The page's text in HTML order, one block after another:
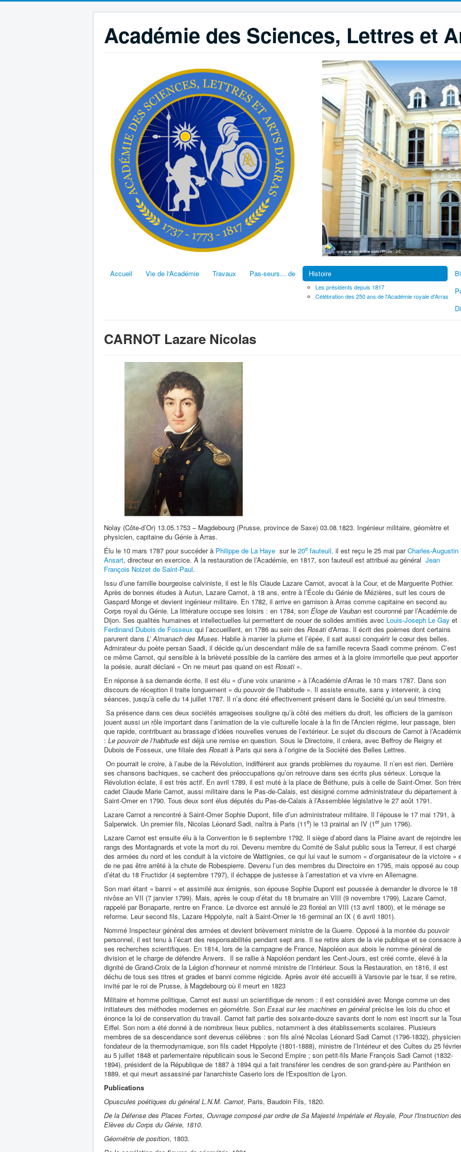
Académie des Sciences, Lettres et
Accueil Vie de l'Académie Travaux Pas-seurs... de Histoire
Les présidents depuis 1817
Célébration des 250 ans de l'Académie royale d'Arras
CARNOT Lazare Nicolas
Nolay (Côte-d’Or) 13.05.1753 – Magdebourg (Prusse, province de Saxe) 03.08.1823. Ingénieur militaire, géomètre et
physicien, capitaine du Génie à Arras.
Élu le 10 mars 1787 pour succéder à Philippe de La Haye sur le 20e fauteuil, il est reçu le 25 mai parCharles-Augustin
Ansart, directeur en exercice. À la restauration de l’Académie, en 1817, son fauteuil est attribué au général Jean
François Noizet de Saint-Paul.
Issu d’une famille bourgeoise calviniste, il est le fils Claude Lazare Carnot, avocat à la Cour, et de Marguerite Pothier.
Après de bonnes études à Autun, Lazare Carnot, à 18 ans, entre à l’École du Génie de Mézières, suit les cours de
Gaspard Monge et devient ingénieur militaire. En 1782, il arrive en garnison à Arras comme capitaine en second au
Corps royal du Génie. La littérature occupe ses loisirs : en 1784, son Éloge de Vauban est couronné par l’Académie de
Dijon. Ses qualités humaines et intellectuelles lui permettent de nouer de solides amitiés avec Louis-Joseph Le Gay et
Ferdinand Dubois de Fosseux qui l’accueillent, en 1786 au sein des Rosatid'Arras. Il écrit des poèmes dont certains
parurent dans L’ Almanach des Muses. Habile à manier la plume et l’épée, il sait aussi conquérir le cœur des belles.
Admirateur du poète persan Saadi, il décide qu’un descendant mâle de sa famille recevra Saadi comme prénom. C’est
ce même Carnot, qui sensible à la brièveté possible de la carrière des armes et à la gloire immortelle que peut apporter
la poésie, aurait déclaré « On ne meurt pas quand on est Rosati».
En réponse à sa demande écrite, il est élu « d’une voix unanime » à l’Académie d’Arras le 10 mars 1787. Dans son
discours de réception il traite longuement « du pouvoir de l’habitude ». Il assiste ensuite, sans y intervenir, à cinq
séances, jusqu’à celle du 14 juillet 1787. Il n’a donc été effectivement présent dans le Société qu’un seul trimestre.
Sa présence dans ces deux sociétés arrageoises souligne qu’à côté des métiers du droit, les officiers de la garnison
jouent aussi un rôle important dans l’animation de la vie culturelle locale à la fin de l’Ancien régime, leur passage, bien
que rapide, contribuant au brassage d’idées nouvelles venues de l’extérieur. Le sujet du discours de Carnot à
: Le pouvoir de l’habitude est déjà une remise en question. Sous le Directoire, il créera, avec Beffroy de Reigny et
Dubois de Fosseux, une filiale des Rosatià Paris qui sera à l’origine de la Société des Belles Lettres.
On pourrait le croire, à l’aube de la Révolution, indifférent aux grands problèmes du royaume. Il n’en est rien. Derrière
ses chansons bachiques, se cachent des préoccupations qu’on retrouve dans ses écrits plus sérieux. Lorsque la
Révolution éclate, il est très actif. En avril 1789, il est muté à la place de Béthune, puis à celle de Saint-Omer. Son
cadet Claude Marie Carnot, aussi militaire dans le Pas-de-Calais, est désigné comme administrateur du département à
Saint-Omer en 1790. Tous deux sont élus députés du Pas-de-Calais à l’Assemblée législative le 27 août 1791.
Lazare Carnot a rencontré à Saint-Omer Sophie Dupont, fille d’un administrateur militaire. Il l’épouse le 17 mai 1791, à
Salperwick. Un premier fils, Nicolas Léonard Sadi, naîtra à Paris (11e) le 13 prairial an IV (1er juin 1796).
Lazare Carnot est ensuite élu à la Convention le 6 septembre 1792. Il siège d’abord dans la Plaine avant de rejoindre les
rangs des Montagnards et vote la mort du roi. Devenu membre du Comité de Salut public sous la Terreur, il est chargé
des armées du nord et les conduit à la victoire de Wattignies, ce qui lui vaut le surnom « d’organisateur de la victoire »
de ne pas être arrêté à la chute de Robespierre. Devenu l’un des membres du Directoire en 1795, mais opposé au coup
d’état du 18 Fructidor (4 septembre 1797), il échappe de justesse à l’arrestation et va vivre en Allemagne.
Son mari étant « banni » et assimilé aux émigrés, son épouse Sophie Dupont est poussée à demander le divorce le 18
nivôse an VII (7 janvier 1799). Mais, après le coup d’état du 18 brumaire an VIII (9 novembre 1799), Lazare Carnot,
rappelé par Bonaparte, rentre en France. Le divorce est annulé le 23 floréal an VIII (13 avril 1800), et le ménage se
reforme. Leur second fils, Lazare Hippolyte, naît à Saint-Omer le 16 germinal an IX ( 6 avril 1801).
Nommé Inspecteur général des armées et devient brièvement ministre de la Guerre. Opposé à la montée du pouvoir
personnel, il est tenu à l’écart des responsabilités pendant sept ans. Il se retire alors de la vie publique et se consacre à
ses recherches scientifiques. En 1814, lors de la campagne de France, Napoléon aux abois le nomme général de
division et le charge de défendre Anvers. Il se rallie à Napoléon pendant les Cent-Jours, est créé comte, élevé à la
dignité de Grand-Croix de la Légion d’honneur et nommé ministre de l’Intérieur. Sous la Restauration, en 1816, il est
déchu de tous ses titres et grades et banni comme régicide. Après avoir été accueilli à Varsovie par le tsar, il se retire,
invité par le roi de Prusse, à Magdebourg où il meurt en 1823
Militaire et homme politique, Carnot est aussi un scientifique de renom : il est considéré avec Monge comme un des
initiateurs des méthodes modernes en géométrie. Son Essai sur les machines en généralprécise les lois du choc et
énonce la loi de conservation du travail. Carnot fait partie des soixante-douze savants dont le nom est inscrit sur la Tour
Eiffel. Son nom a été donné à de nombreux lieux publics, notamment à des établissements scolaires. Plusieurs
membres de sa descendance sont devenus célèbres : son fils aîné Nicolas Léonard Sadi Carnot (1796-1832),
fondateur de la thermodynamique, son fils cadet Hippolyte (1801-1888), ministre de l’Intérieur et des Cultes du 25 février
au 5 juillet 1848 et parlementaire républicain sous le Second Empire ; son petit-fils Marie François Sadi Carnot (1832-
1894), président de la République de 1887 à 1894 qui a fait transférer les cendres de son grand-père au Panthéon en
1889, et qui meurt assassiné par l'anarchiste Caserio lors de l'Exposition de Lyon.
Publications
Opuscules poétiques du général L.N.M. Carnot, Paris, Baudoin Fils, 1820.
De la Défense des Places Fortes, Ouvrage composé par ordre de Sa Majesté Impériale et Royale, Pour l'Instruction des
Elèves du Corps du Génie, 1810.
Géométrie de position, 1803.